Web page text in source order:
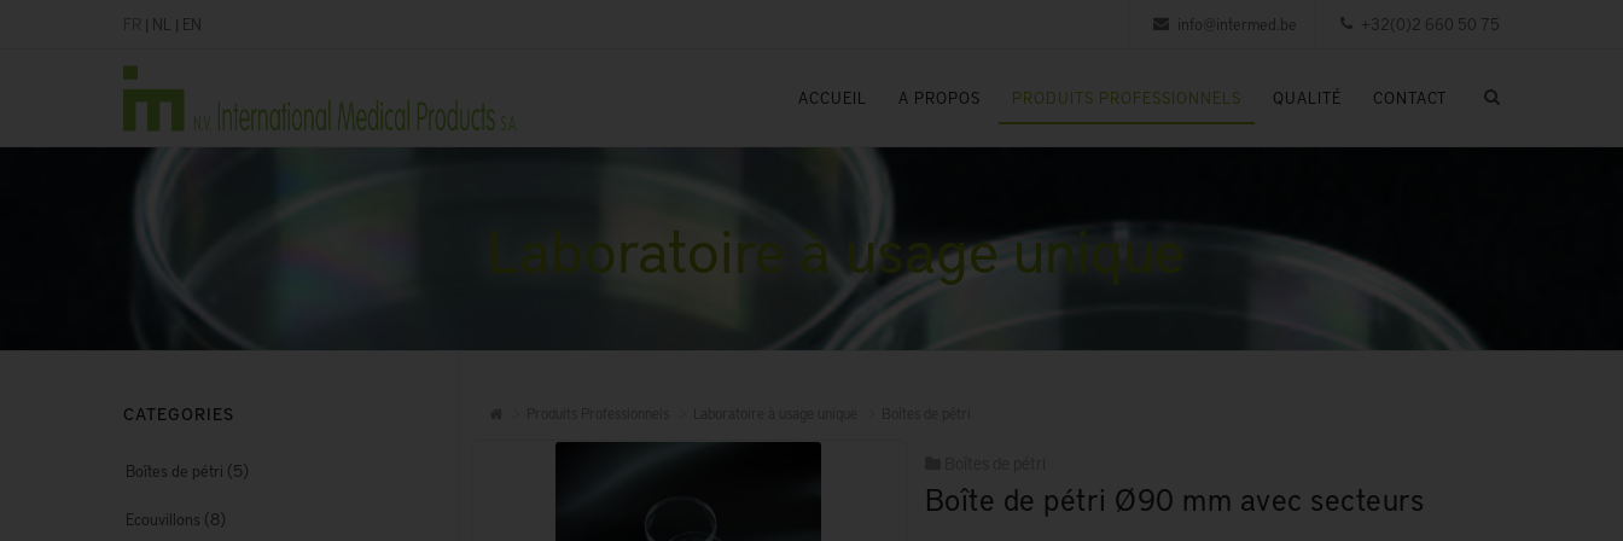
| NL | EN +32(0)2 660 50 75
info@intermed.be
ACCUEIL A PROPOS PRODUITS PROFESSIONNELS QUALITÉ CONTACT
Laboratoire à usage unique
Boîte de pétri Ø90 mm avec secteurs
CATEGORIES
Boîtes de pétri (5)
Ecouvillons (8)